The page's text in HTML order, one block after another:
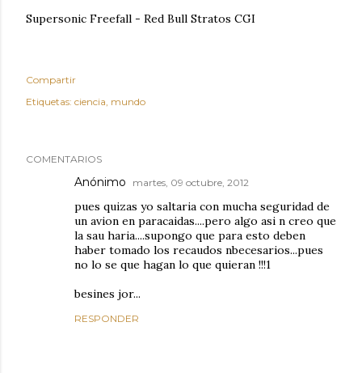
Supersonic Freefall - Red Bull Stratos CGI
Compartir
Etiquetas: ciencia mundo
COMENTARIOS
Anónimo martes, 09 octubre, 2012
pues quizas yo saltaria con mucha seguridad de
un avion en paracaidas....pero algo asi n creo que
la sau haria....supongo que para esto deben
haber tomado los recaudos nbecesarios...pues
no lo se que hagan lo que quieran !!!1
besines jor...
RESPONDER